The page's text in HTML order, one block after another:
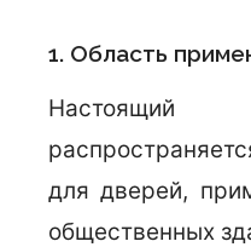
1. Область
для дверей,
общественных